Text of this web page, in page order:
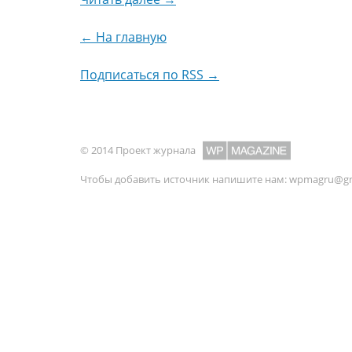
← На главную
Подписаться по RSS →
© 2014 Проект журнала
Чтобы добавить источник напишите нам: